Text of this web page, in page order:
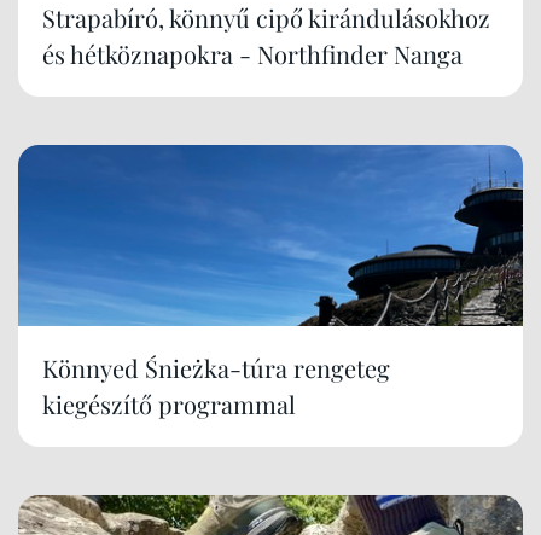
Strapabíró, könnyű cipő kirándulásokhoz
és hétköznapokra - Northfinder Nanga
Könnyed Śnieżka-túra rengeteg
kiegészítő programmal